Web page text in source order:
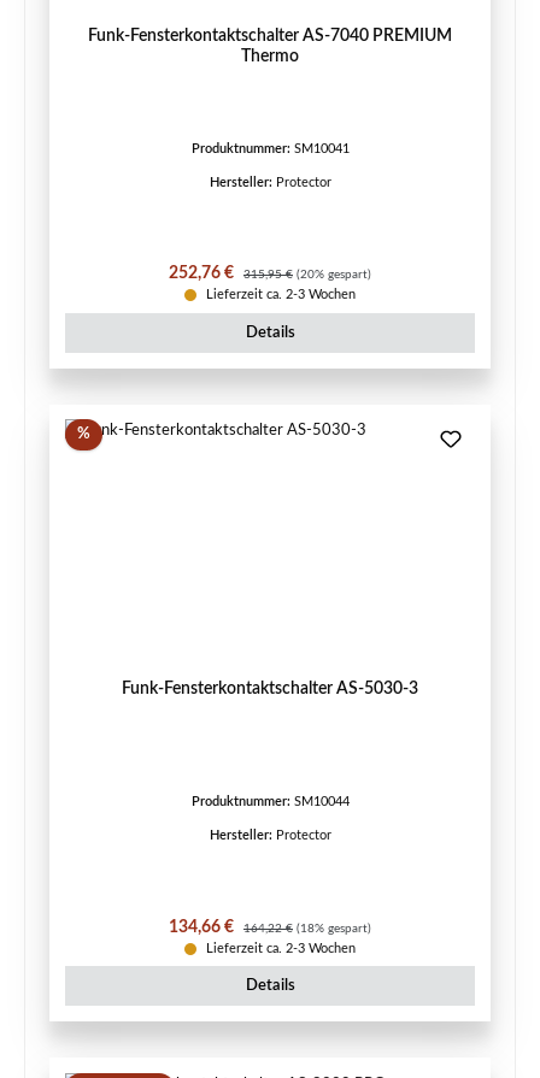
Funk-Fensterkontaktschalter AS-7040 PREMIUM
Thermo
Produktnummer: SM10041
Hersteller: Protector
Verkaufspreis:
252,76 € Regulärer Preis:
315,95 € (20% gespart)
Lieferzeit ca. 2-3 Wochen
Details
%Rabatt
Funk-Fensterkontaktschalter AS-5030-3
Produktnummer: SM10044
Hersteller: Protector
Verkaufspreis:
134,66 € Regulärer Preis:
164,22 € (18% gespart)
Lieferzeit ca. 2-3 Wochen
Details